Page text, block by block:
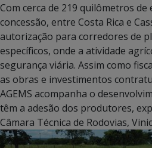
Com cerca de 219 quilômetros
concessão, entre Costa Rica e
autorização para corredores de
específicos, onde a atividade
segurança viária. Assim como
as obras e investimentos
AGEMS acompanha o
têm a adesão dos produtores,
Câmara Técnica de Rodovias,